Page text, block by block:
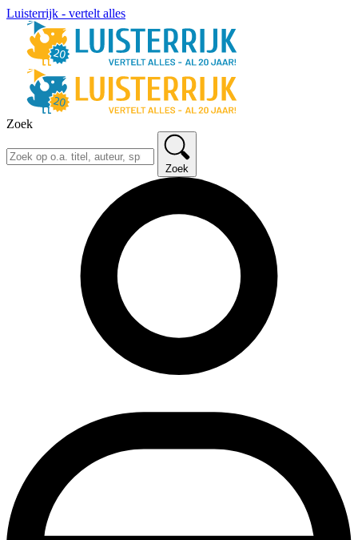
Luisterrijk - vertelt alles
Zoek
Zoek